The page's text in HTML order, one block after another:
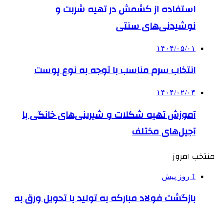
استفاده از کشمش در تهیه شربت و
نوشیدنی‌های سنتی
۱۴۰۴/۰۵/۰۱
انتخاب سرم مناسب با توجه به نوع پوست
۱۴۰۴/۰۲/۰۴
آموزش تهیه شکلات و شیرینی‌های خانگی با
آجیل‌های مختلف
منتخب امروز
1 روز پیش
بازگشت فولاد مبارکه به تولید با تحویل ورق به